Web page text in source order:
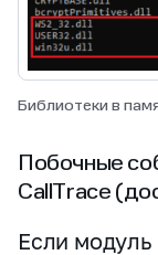
Библиотеки в
Побочные
CallTrace
Если